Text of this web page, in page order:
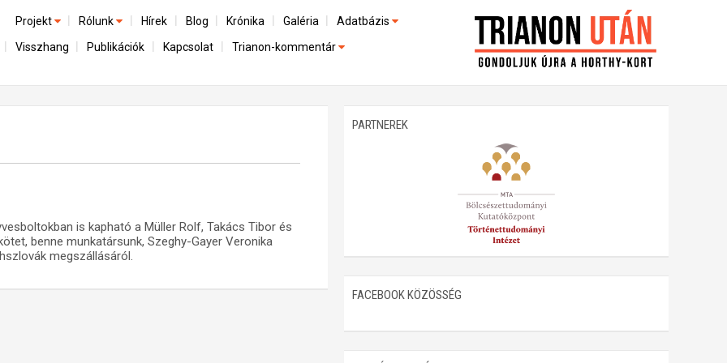
Projekt
Előzmények
Az összeomlás és a magyar társadalom
Utókor és emlékezet
Rólunk
A kutatócsoport működéséről
Hírek Blog Krónika Galéria Adatbázis
Emlékművek (feltöltés alatt)
Visszhang Publikációk Kapcsolat Trianon-kommentár
is kapható a Müller Rolf, Takács Tibor és
benne munkatársunk, Szeghy-Gayer Veronika
megszállásáról.
PARTNEREK
FACEBOOK KÖZÖSSÉG